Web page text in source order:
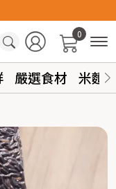
0
嚴選食材 米麵